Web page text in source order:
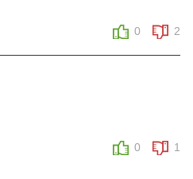
0 2
0 1